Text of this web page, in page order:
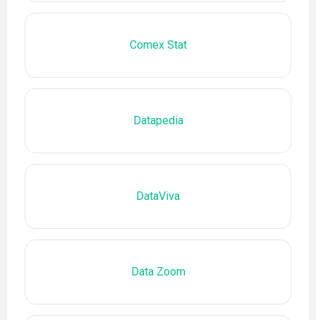
Comex Stat
Datapedia
DataViva
Data Zoom